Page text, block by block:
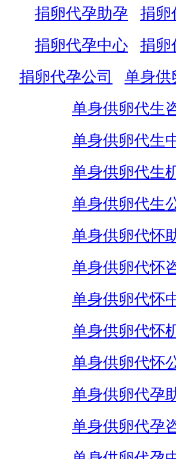
捐卵代孕助孕
捐卵
捐卵代孕中心
捐卵
捐卵代孕公司
单身供
单身供卵代生
单身供卵代生
单身供卵代生
单身供卵代生
单身供卵代怀
单身供卵代怀
单身供卵代怀
单身供卵代怀
单身供卵代怀
单身供卵代孕
单身供卵代孕